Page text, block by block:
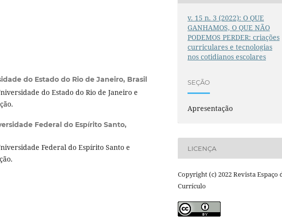
do Estado do Rio de Janeiro, Brasil
do Estado do Rio de Janeiro e
Federal do Espírito Santo,
Federal do Espírito Santo e
v. 15 n. 3 (2022): O QUE
GANHAMOS, O QUE NÃO
PODEMOS PERDER: criações
curriculares e tecnologias
nos cotidianos escolares
SEÇÃO
Apresentação
LICENÇA
Copyright (c) 2022 Revista Espaço
Currículo